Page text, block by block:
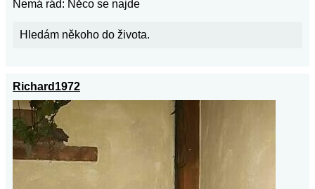
Nemá rád: Něco se najde
Hledám někoho do života.
Richard1972